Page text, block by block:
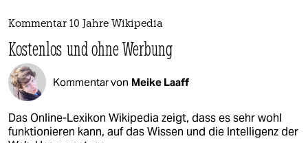
Kommentar 10 Jahre Wikipedia
Kostenlos und ohne Werbung
Kommentar von Meike Laaff
Das Online-Lexikon Wikipedia zeigt, dass es sehr wohl
funktionieren kann, auf das Wissen und die Intelligenz der